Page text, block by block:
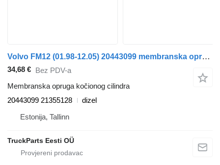
Volvo FM12 (01.98-12.05) 20443099 membranska opruga kočionog cilindra za Volvo FM7-FM12, FM, FMX (1998-2014) tegljača
34,68 € Bez PDV-a
Membranska opruga kočionog cilindra
20443099 21355128
dizel
Estonija, Tallinn
TruckParts Eesti OÜ